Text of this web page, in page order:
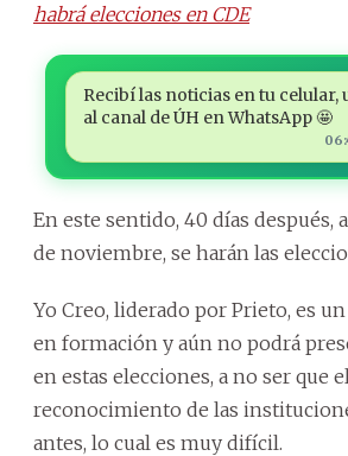
habrá elecciones en CDE
Recibí las noticias en tu celular,
al canal de ÚH en WhatsApp 🤩
En este sentido, 40 días después,
de noviembre, se harán las
Yo Creo, liderado por Prieto, es
en formación y aún no podrá
en estas elecciones, a no ser que
reconocimiento de las
antes, lo cual es muy difícil.